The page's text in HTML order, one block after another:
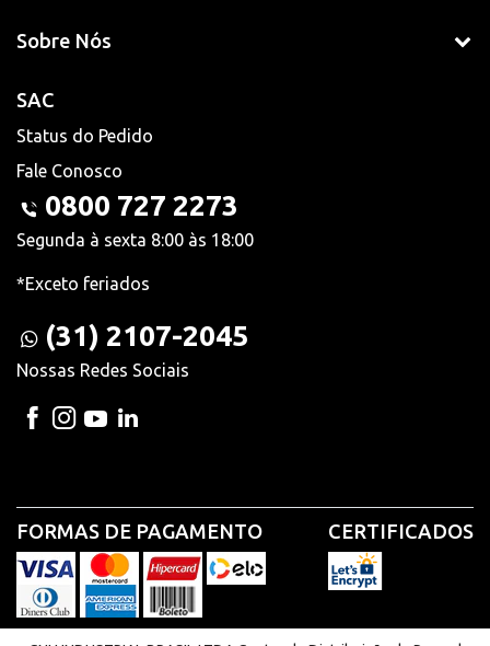
Sobre Nós
SAC
Status do Pedido
Fale Conosco
0800 727 2273
Segunda à sexta 8:00 às 18:00
*Exceto feriados
(31) 2107-2045
Nossas Redes Sociais
FORMAS DE PAGAMENTO CERTIFICADOS